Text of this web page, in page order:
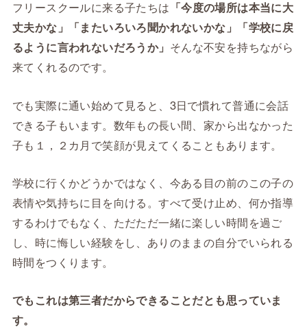
フリースクールに来る子たちは 「今度の場所は本当に大
丈夫かな」「またいろいろ聞かれないかな」「学校に戻
るように言われないだろうか」 そんな不安を持ちながら
来てくれるのです。
でも実際に通い始めて見ると、3日で慣れて普通に会話
できる子もいます。数年もの長い間、家から出なかった
子も１，２カ月で笑顔が見えてくることもあります。
学校に行くかどうかではなく、今ある目の前のこの子の
表情や気持ちに目を向ける。すべて受け止め、何か指導
するわけでもなく、ただただ一緒に楽しい時間を過ご
し、時に悔しい経験をし、ありのままの自分でいられる
時間をつくります。
でもこれは第三者だからできることだとも思っていま
す。